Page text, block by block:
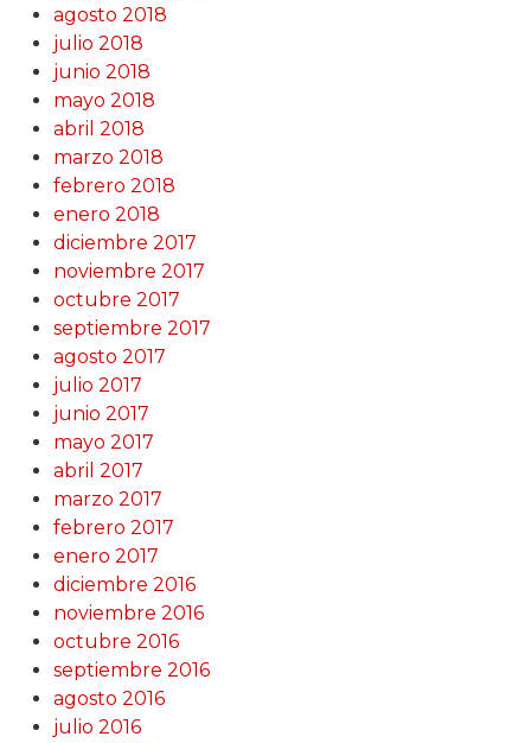
agosto 2018
julio 2018
junio 2018
mayo 2018
abril 2018
marzo 2018
febrero 2018
enero 2018
diciembre 2017
noviembre 2017
octubre 2017
septiembre 2017
agosto 2017
julio 2017
junio 2017
mayo 2017
abril 2017
marzo 2017
febrero 2017
enero 2017
diciembre 2016
noviembre 2016
octubre 2016
septiembre 2016
agosto 2016
julio 2016